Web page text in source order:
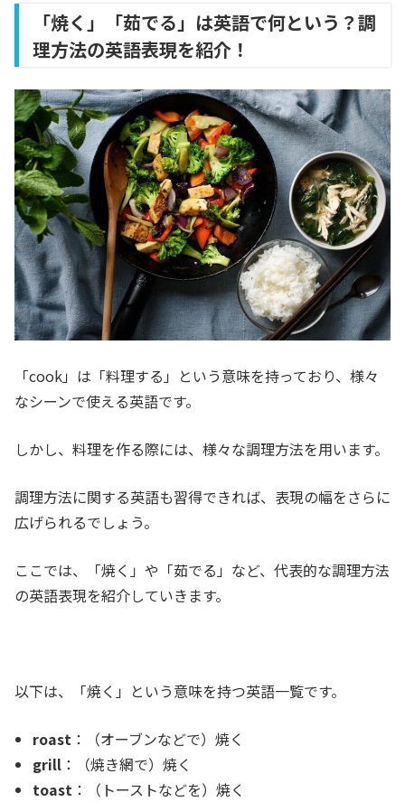
「焼く」「茹でる」は英語で何という？調
理方法の英語表現を紹介！
「cook」は「料理する」という意味を持っており、様々
なシーンで使える英語です。
しかし、料理を作る際には、様々な調理方法を用います。
調理方法に関する英語も習得できれば、表現の幅をさらに
広げられるでしょう。
ここでは、「焼く」や「茹でる」など、代表的な調理方法
の英語表現を紹介していきます。
以下は、「焼く」という意味を持つ英語一覧です。
roast ：（オーブンなどで）焼く
grill ：（焼き網で）焼く
toast ：（トーストなどを）焼く